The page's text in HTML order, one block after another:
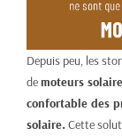
Depuis peu, les
demoteurs
confortable des
solaire. Cette